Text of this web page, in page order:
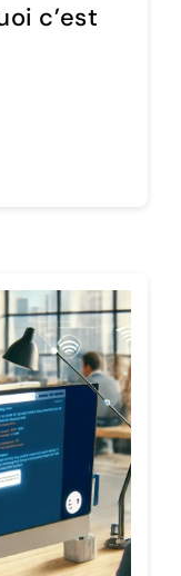
c’est